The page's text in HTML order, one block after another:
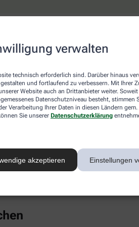
verwalten
technisch erforderlich sind. Darüber hinaus
und fortlaufend zu verbessern. Mit Ihrer
Website auch an Drittanbieter weiter. Soweit
Datenschutzniveau besteht, stimmen
Verarbeitung Ihrer Daten in diesen Ländern
Sie unserer Datenschutzerklärung
akzeptieren Einstellungen
weil hohe Cholesterinwerte
treiben. Dazu gehören auch
und Medikamente wie
und bei jungen Frauen (14 bis 19
hat sich in den
ablagern, chronische
deutlich gesteigerten Risiko
genetisch bestimmt,
senken (wenngleich
lassen.